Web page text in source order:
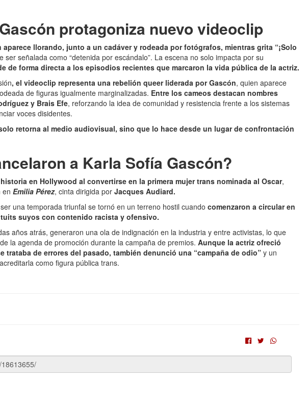
protagoniza nuevo videoclip
aparece llorando, junto a un cadáver y rodeada por fotógrafos, mientras grita “¡Solo
ser señalada como “detenida por escándalo”. La escena no solo impacta por su
de forma directa a los episodios recientes que marcaron la vida pública de la actriz.
, el videoclip representa una rebelión queer liderada por Gascón, quien aparece
de figuras igualmente marginalizadas. Entre los cameos destacan nombres
y Brais Efe, reforzando la idea de comunidad y resistencia frente a los sistemas
voces disidentes.
retorna al medio audiovisual, sino que lo hace desde un lugar de confrontación
a Karla Sofía Gascón?
en Hollywood al convertirse en la primera mujer trans nominada al Oscar,
en Emilia Pérez, cinta dirigida por Jacques Audiard.
una temporada triunfal se tornó en un terreno hostil cuando comenzaron a circular en
suyos con contenido racista y ofensivo.
años atrás, generaron una ola de indignación en la industria y entre activistas, lo que
la agenda de promoción durante la campaña de premios. Aunque la actriz ofreció
trataba de errores del pasado, también denunció una “campaña de odio” y un
como figura pública trans.